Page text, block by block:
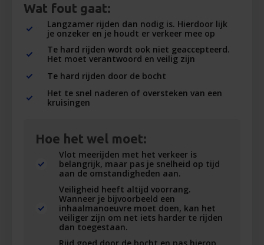
Wat fout gaat:
Langzamer rijden dan nodig is. Hierdoor lijk
je onzeker en je houdt er verkeer mee op
Te hard rijden wordt ook niet geaccepteerd.
Het moet verantwoord en veilig zijn
Te hard rijden door de bocht
Het te snel naderen of oversteken van een
kruisingen
Hoe het wel moet:
Vlot meerijden met het verkeer is
belangrijk, maar pas je snelheid op tijd
aan de omstandigheden aan.
Veiligheid heeft altijd voorrang.
Wanneer je bijvoorbeeld een
inhaalmanoeuvre moet doen, kan het
veiliger zijn om net iets harder te rijden
dan toegestaan.